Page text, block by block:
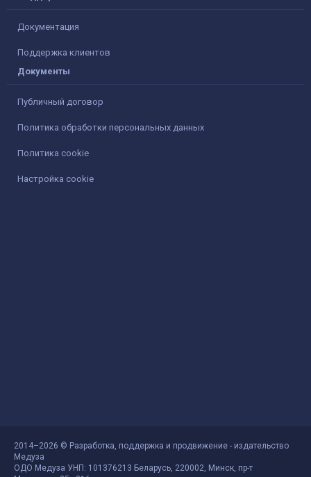
Документация
Поддержка клиентов
Документы
Публичный договор
Политика обработки персональных данных
Политика cookie
Настройка cookie
2014–2026 © Разработка, поддержка и продвижение - издательство
Медуза
ОДО Медуза УНП: 101376213 Беларусь, 220002, Минск, пр-т